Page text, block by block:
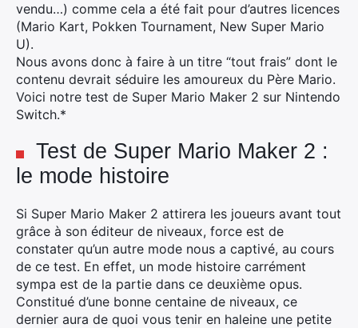
vendu…) comme cela a été fait pour d’autres licences
(Mario Kart, Pokken Tournament, New Super Mario
U).
Nous avons donc à faire à un titre “tout frais” dont le
contenu devrait séduire les amoureux du Père Mario.
Voici notre test de Super Mario Maker 2 sur Nintendo
Switch.*
Test de Super Mario Maker 2 :
le mode histoire
Si Super Mario Maker 2 attirera les joueurs avant tout
grâce à son éditeur de niveaux, force est de
constater qu’un autre mode nous a captivé, au cours
de ce test. En effet, un mode histoire carrément
sympa est de la partie dans ce deuxième opus.
Constitué d’une bonne centaine de niveaux, ce
dernier aura de quoi vous tenir en haleine une petite